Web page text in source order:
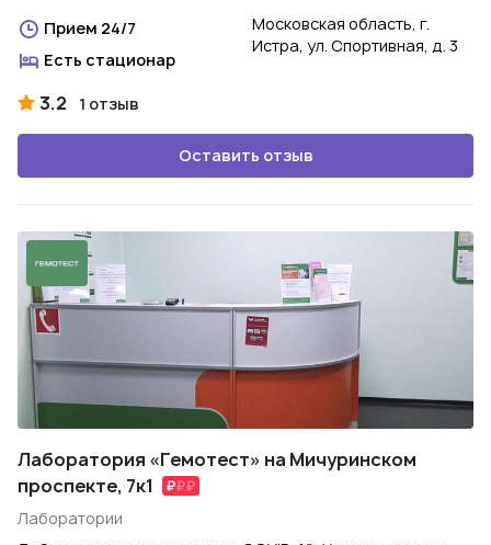
Прием 24/7
Есть стационар
Московская область, г.
Истра, ул. Спортивная, д. 3
3.2 1 отзыв
Оставить отзыв
Лаборатория «Гемотест» на Мичуринском
проспекте, 7к1
Лаборатории